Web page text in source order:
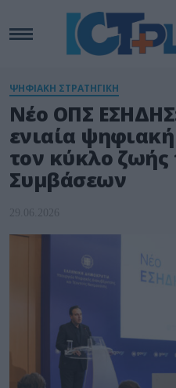
ΨΗΦΙΑΚΗ ΣΤΡΑΤΗΓΙΚΗ
Νέο ΟΠΣ
ενιαία
τον κύκλο
Συμβάσεων
29.06.2026